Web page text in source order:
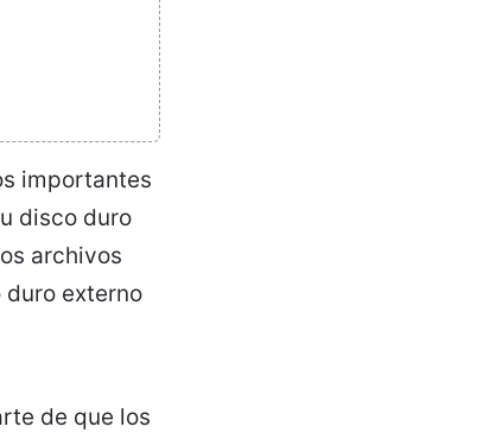
importantes
disco duro
archivos
duro externo
de que los